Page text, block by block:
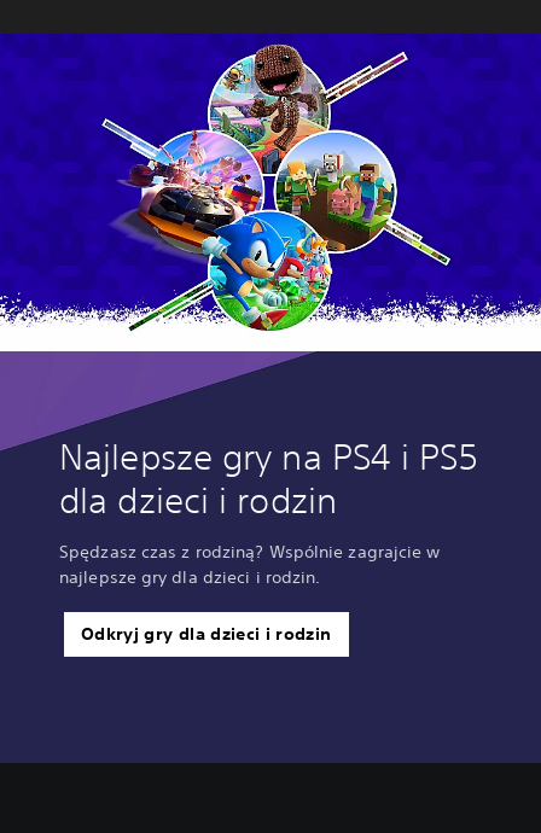
Najlepsze gry na PS4 i PS5
dla dzieci i rodzin
Spędzasz czas z rodziną? Wspólnie zagrajcie w
najlepsze gry dla dzieci i rodzin.
Odkryj gry dla dzieci i rodzin